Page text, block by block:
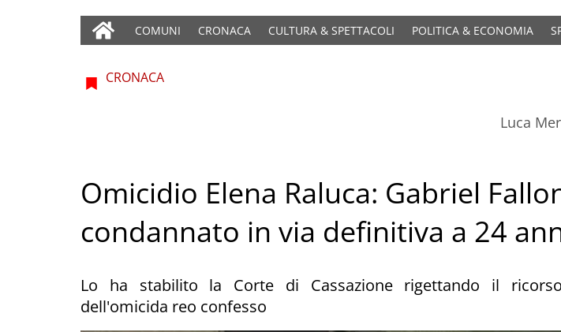
COMUNI CRONACA CULTURA & SPETTACOLI POLITICA & ECONOMIA
CRONACA
Luca
Omicidio Elena Raluca: Gabriel
condannato in via definitiva a 24
Lo ha stabilito la Corte di Cassazione rigettando il
dell'omicida reo confesso